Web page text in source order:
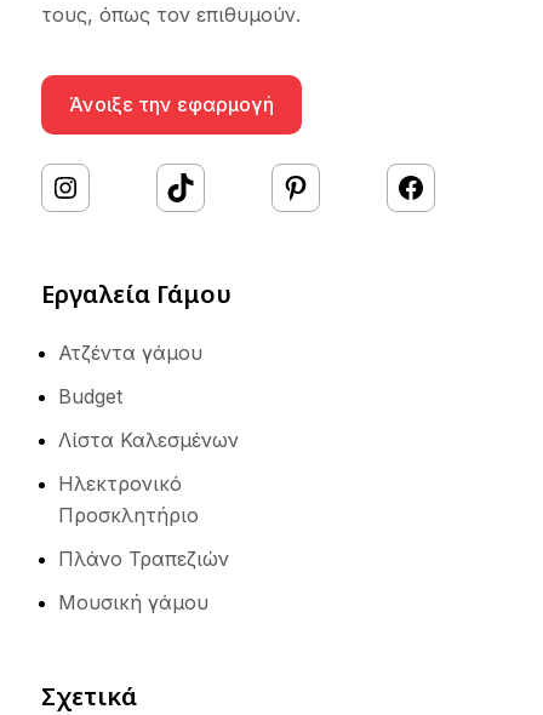
τους, όπως τον επιθυμούν.
Άνοιξε την εφαρμογή
# TikTok Pinterest Facebook
Εργαλεία Γάμου
Ατζέντα γάμου
Budget
Λίστα Καλεσμένων
Ηλεκτρονικό
Προσκλητήριο
Πλάνο Τραπεζιών
Μουσική γάμου
Σχετικά